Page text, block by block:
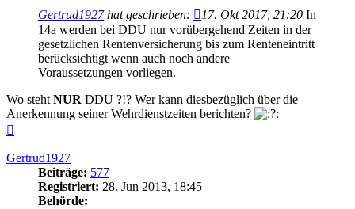
Gertrud1927hat geschrieben: 17. Okt 2017, 21:20 In
14a werden bei DDU nur vorübergehend Zeiten in der
gesetzlichen Rentenversicherung bis zum Renteneintritt
berücksichtigt wenn auch noch andere
Voraussetzungen vorliegen.
Wo steht NUR DDU ?!? Wer kann diesbezüglich über die
Anerkennung seiner Wehrdienstzeiten berichten?
Gertrud1927
Beiträge: 577
Registriert: 28. Jun 2013, 18:45
Behörde: